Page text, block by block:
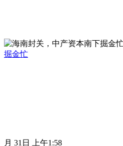
掘金忙
月 31日 上午1:58